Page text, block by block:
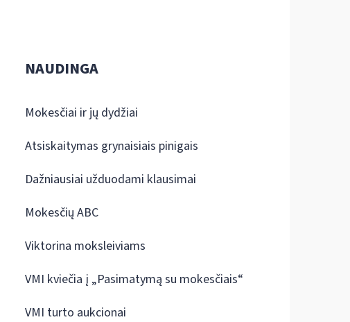
NAUDINGA
Mokesčiai ir jų dydžiai
Atsiskaitymas grynaisiais pinigais
Dažniausiai užduodami klausimai
Mokesčių ABC
Viktorina moksleiviams
VMI kviečia į „Pasimatymą su mokesčiais“
VMI turto aukcionai